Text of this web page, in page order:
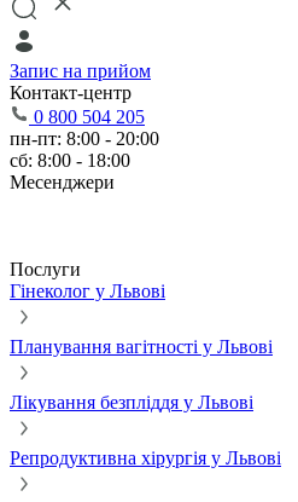
Запис на прийом
Контакт-центр
0 800 504 205
пн-пт: 8:00 - 20:00
сб: 8:00 - 18:00
Месенджери
Послуги
Гінеколог у Львові
Планування вагітності у Львові
Лікування безпліддя у Львові
Репродуктивна хірургія у Львові